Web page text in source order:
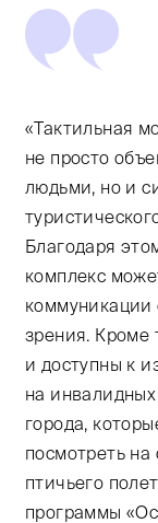
«Тактильная
не просто
людьми, но и
Благодаря
комплекс
коммуникации
зрения. Кроме
и доступны к
на
города,
посмотреть на
птичьего
программы